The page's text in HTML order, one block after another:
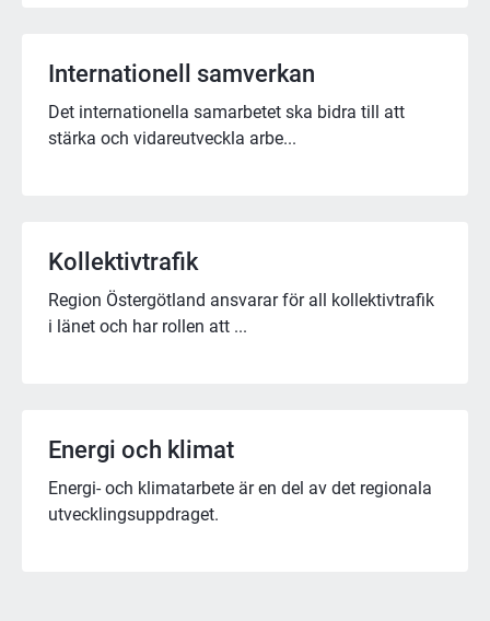
Internationell samverkan
Det internationella samarbetet ska bidra till att
stärka och vidareutveckla arbe...
Kollektivtrafik
Region Östergötland ansvarar för all kollektivtrafik
i länet och har rollen att ...
Energi och klimat
Energi- och klimatarbete är en del av det regionala
utvecklingsuppdraget.